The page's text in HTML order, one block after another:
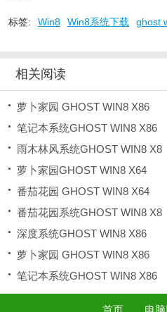
标签: Win8 Win8系统下载 ghost
相关阅读
萝卜家园 GHOST WIN8 X86
笔记本系统GHOST WIN8 X86
雨木林风系统GHOST WIN8 X8
萝卜家园GHOST WIN8 X64
番茄花园 GHOST WIN8 X64
番茄花园系统GHOST WIN8 X8
深度系统GHOST WIN8 X86
萝卜家园 GHOST WIN8 X86
笔记本系统GHOST WIN8 X86
首页 电